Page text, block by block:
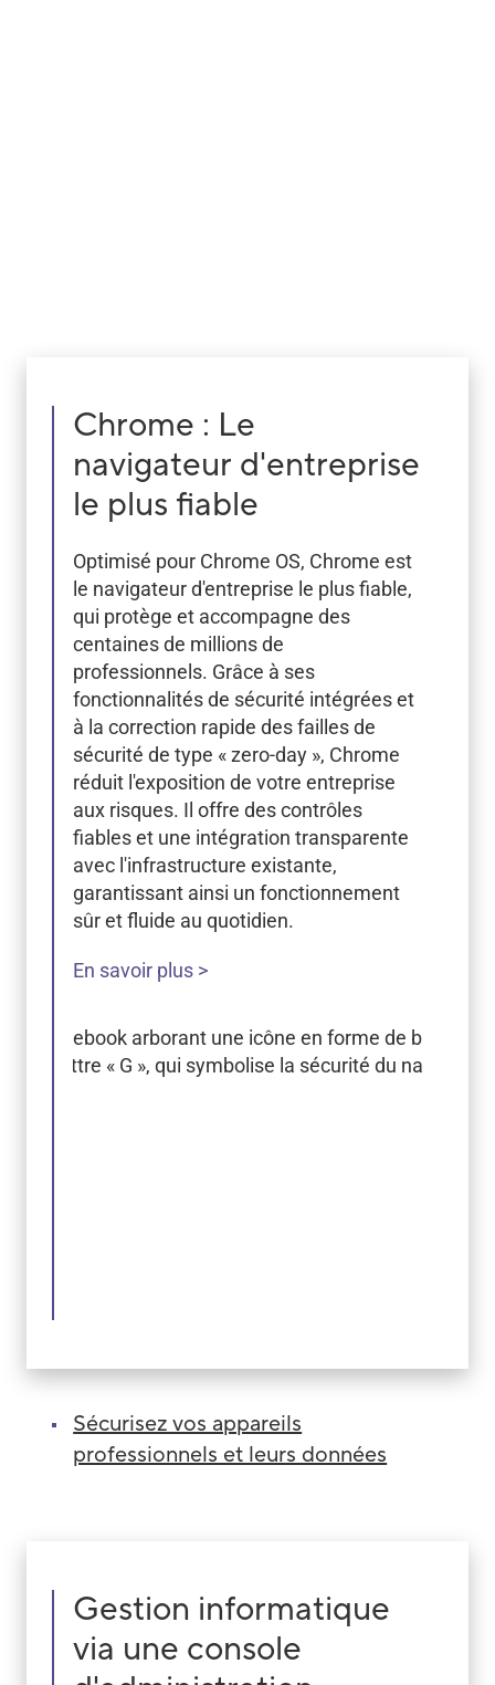
Chrome : Le
navigateur d'entreprise
le plus fiable
Optimisé pour Chrome OS, Chrome est
le navigateur d'entreprise le plus fiable,
qui protège et accompagne des
centaines de millions de
professionnels. Grâce à ses
fonctionnalités de sécurité intégrées et
à la correction rapide des failles de
sécurité de type « zero-day », Chrome
réduit l'exposition de votre entreprise
aux risques. Il offre des contrôles
fiables et une intégration transparente
avec l'infrastructure existante,
garantissant ainsi un fonctionnement
sûr et fluide au quotidien.
En savoir plus
Sécurisez vos appareils
professionnels et leurs données
Gestion informatique
via une console